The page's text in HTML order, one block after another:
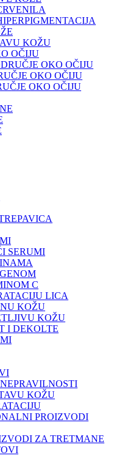
KOŽU
OČIJU
OKO OČIJU
OKO OČIJU
OKO OČIJU
SERUMI
C
LICA
KOŽU
KOŽU
I DEKOLTE
KOŽU
PROIZVODI
ZA TRETMANE